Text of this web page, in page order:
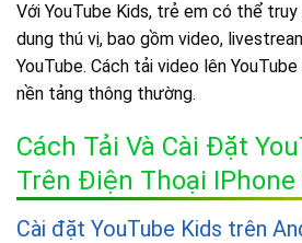
Với YouTube Kids, trẻ em có thể
dung thú vị, bao gồm video,
YouTube. Cách tải video lên
nền tảng thông thường.
Cách Tải Và Cài Đặt
Trên Điện Thoại IPhone
Cài đặt YouTube Kids trên